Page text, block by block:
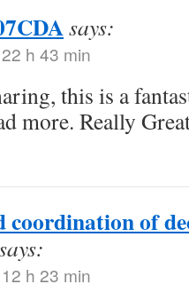
says:
h 43 min
this is a
more. Really
coordination of
h 23 min